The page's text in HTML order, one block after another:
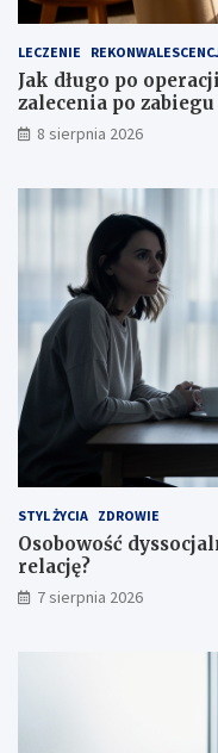
ż
e
p
o
m
ó
a
l
e
c
e
n
a
u
LECZENIE
Jak długo po
zalecenia po zabiegu
8 sierpnia 2026
STYL ŻYCIA ZDROWIE
Osobowość
relację?
7 sierpnia 2026